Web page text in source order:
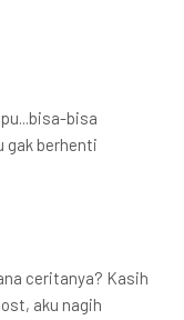
bisa
gak berhenti
ceritanya? Kasih
aku nagih